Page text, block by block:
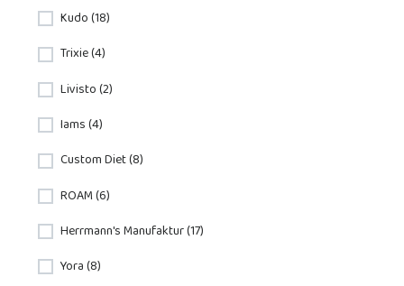
Kudo (18)
Trixie (4)
Livisto (2)
Iams (4)
Custom Diet (8)
ROAM (6)
Herrmann's Manufaktur (17)
Yora (8)